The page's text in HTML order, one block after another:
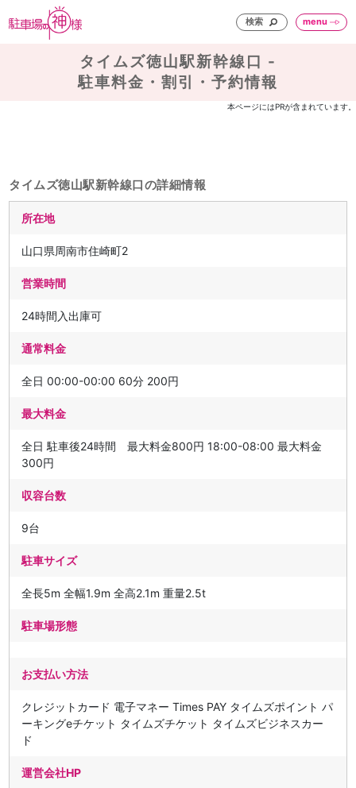
検索 menu
タイムズ徳山駅新幹線口 -
駐車料金・割引・予約情報
本ページにはPRが含まれています。
タイムズ徳山駅新幹線口の詳細情報
所在地
山口県周南市住崎町2
営業時間
24時間入出庫可
通常料金
全日 00:00-00:00 60分 200円
最大料金
全日 駐車後24時間 最大料金800円 18:00-08:00 最大料金
300円
収容台数
9台
駐車サイズ
全長5m 全幅1.9m 全高2.1m 重量2.5t
駐車場形態
お支払い方法
クレジットカード 電子マネー Times PAY タイムズポイント パ
ーキングeチケット タイムズチケット タイムズビジネスカー
ド
運営会社HP